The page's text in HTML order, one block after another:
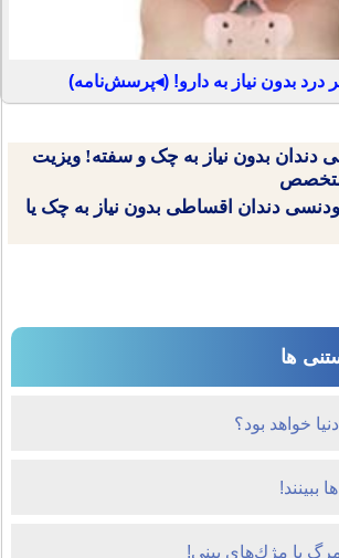
درد بدون نیاز به دارو! (◂پرسش‌نامه)
دندان بدون نیاز به چک و سفته! ویزیت
متخصص
دندان اقساطی بدون نیاز به چک یا
ها
ببینند!
با مژك‌هاي بيني!